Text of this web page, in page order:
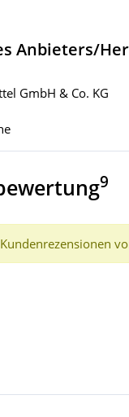
Anbieters/
GmbH & Co. KG
9